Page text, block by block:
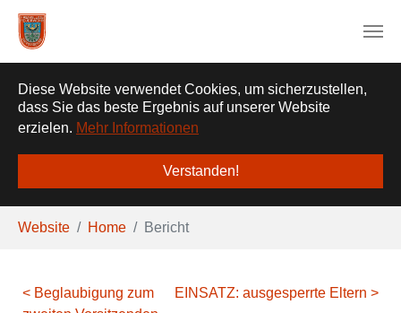
Diese Website verwendet Cookies, um sicherzustellen,
dass Sie das beste Ergebnis auf unserer Website
erzielen. Mehr Informationen
Verstanden!
Sie sind hier:
Website Home Bericht
EINSATZ: ausgesperrte Eltern >
< Beglaubigung zum